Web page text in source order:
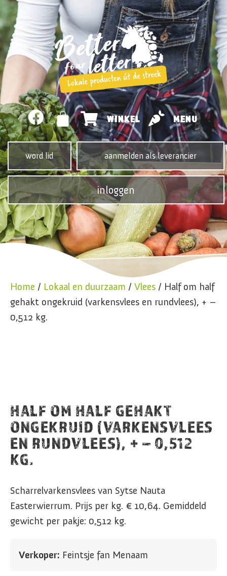
WINKEL MENU
word lid aanmelden als leverancier
inloggen
Home / Lokaal en duurzaam / Vlees / Half om half
gehakt ongekruid (varkensvlees en rundvlees), + –
0,512 kg.
HALF OM HALF GEHAKT
ONGEKRUID (VARKENSVLEES
EN RUNDVLEES), + – 0,512
KG.
Scharrelvarkensvlees van Sytse Nauta
Easterwierrum. Prijs per kg. € 10,64. Gemiddeld
gewicht per pakje: 0,512 kg.
Verkoper: Feintsje fan Menaam